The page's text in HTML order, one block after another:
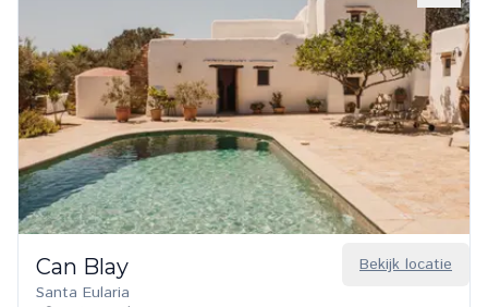
Bekijk locatie
Can Blay
Santa Eularia